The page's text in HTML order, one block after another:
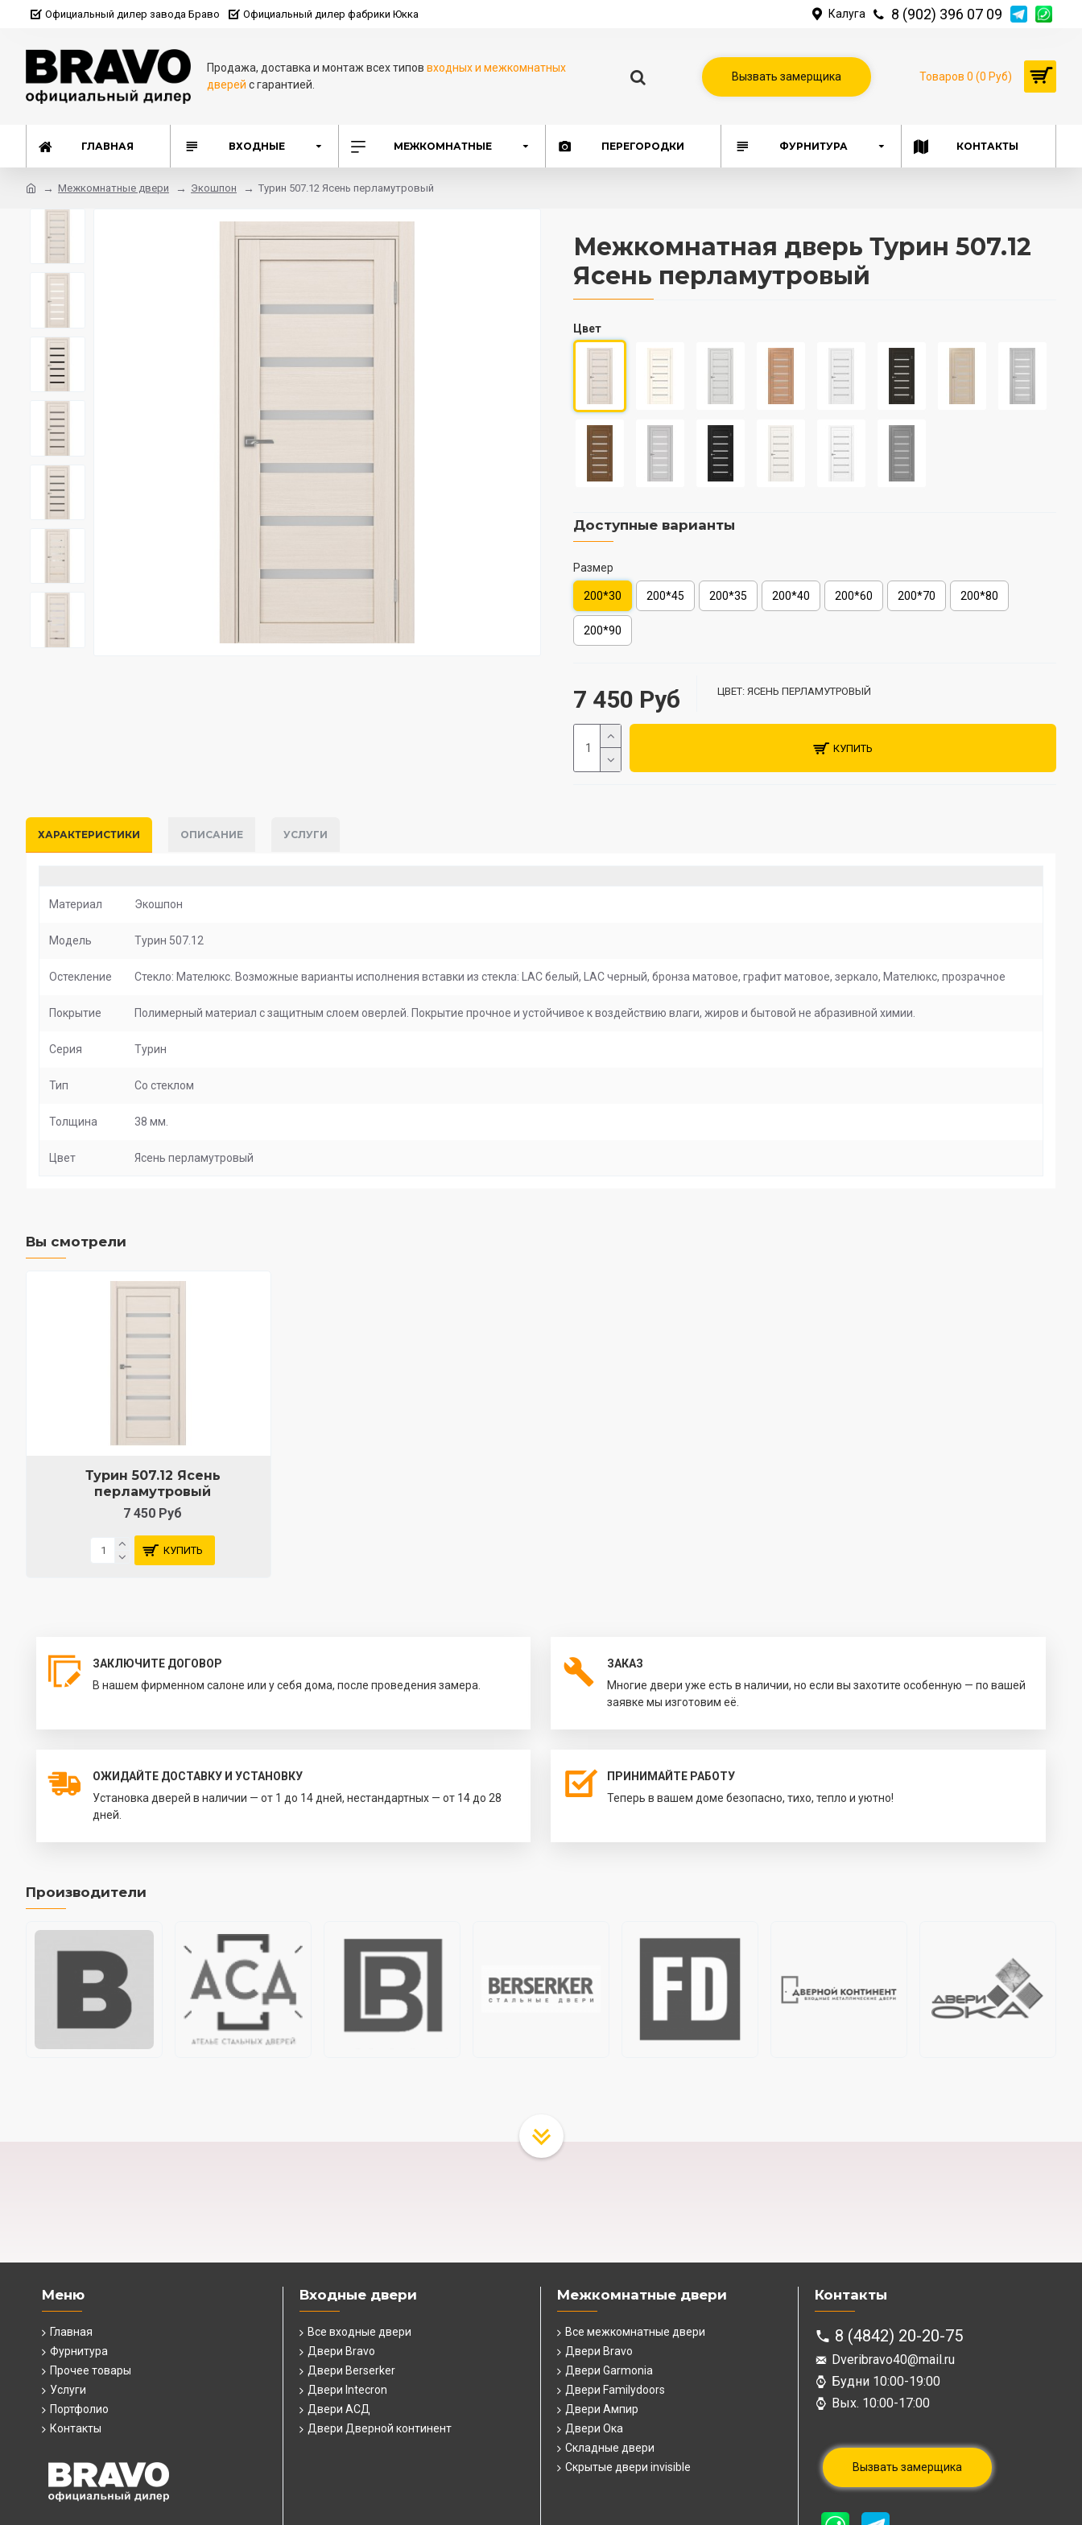
Официальный дилер завода Браво Официальный дилер фабрики Юкка Калуга 8 (902) 396 07 09
Продажа, доставка и монтаж всех типоввходных и межкомнатных
дверей с гарантией.
Вызвать замерщика Товаров 0 (0 Руб)
ГЛАВНАЯ ВХОДНЫЕ МЕЖКОМНАТНЫЕ ПЕРЕГОРОДКИ ФУРНИТУРА КОНТАКТЫ
Межкомнатные двери Экошпон Турин 507.12 Ясень перламутровый
Межкомнатная дверь Турин 507.12
Ясень перламутровый
7 450 Руб ЦВЕТ: ЯСЕНЬ ПЕРЛАМУТРОВЫЙ
Цвет
Доступные варианты
Размер
200*30 200*45 200*35 200*40 200*60 200*70 200*80
200*90
КУПИТЬ
ХАРАКТЕРИСТИКИ ОПИСАНИЕ УСЛУГИ
Материал Экошпон
Модель Турин 507.12
Остекление Стекло: Мателюкс. Возможные варианты исполнения вставки из стекла: LAC белый, LAC черный, бронза матовое, графит матовое, зеркало, Мателюкс, прозрачное
Покрытие Полимерный материал с защитным слоем оверлей. Покрытие прочное и устойчивое к воздействию влаги, жиров и бытовой не абразивной химии.
Серия Турин
Тип Со стеклом
Толщина 38 мм.
Цвет Ясень перламутровый
Вы смотрели
Турин 507.12 Ясень
перламутровый
7 450 Руб
КУПИТЬ
ЗАКЛЮЧИТЕ ДОГОВОР
В нашем фирменном салоне или у себя дома, после проведения замера.
ЗАКАЗ
Многие двери уже есть в наличии, но если вы захотите особенную — по вашей
заявке мы изготовим её.
ОЖИДАЙТЕ ДОСТАВКУ И УСТАНОВКУ
Установка дверей в наличии — от 1 до 14 дней, нестандартных — от 14 до 28
дней.
ПРИНИМАЙТЕ РАБОТУ
Теперь в вашем доме безопасно, тихо, тепло и уютно!
Производители
Меню
Главная
Фурнитура
Прочее товары
Услуги
Портфолио
Контакты
Входные двери
Все входные двери
Двери Bravo
Двери Berserker
Двери Intecron
Двери АСД
Двери Дверной континент
Межкомнатные двери
Все межкомнатные двери
Двери Bravo
Двери Garmonia
Двери Familydoors
Двери Ампир
Двери Ока
Складные двери
Скрытые двери invisible
Контакты
8 (4842) 20-20-75
Dveribravo40@mail.ru
Будни 10:00-19:00
Вых. 10:00-17:00
Вызвать замерщика